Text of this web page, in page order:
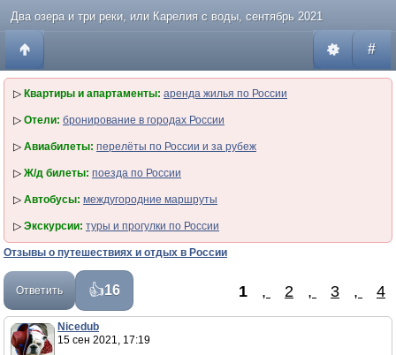
Два озера и три реки, или Карелия с воды, сентябрь 2021
#
▷ Квартиры и апартаменты: аренда жилья по России
▷ Отели: бронирование в городах России
▷ Авиабилеты: перелёты по России и за рубеж
▷ Ж/д билеты: поезда по России
▷ Автобусы: междугородние маршруты
▷ Экскурсии: туры и прогулки по России
Отзывы о путешествиях и отдых в России
Ответить 16 1 , 2 , 3 , 4
Nicedub
15 сен 2021, 17:19